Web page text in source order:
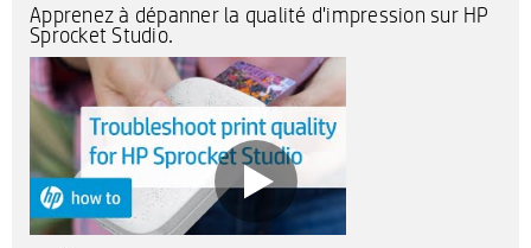
Apprenez à dépanner la qualité d'impression sur HP
Sprocket Studio.